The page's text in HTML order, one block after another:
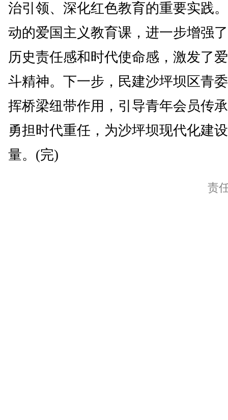
治引领、深化红色教育的重要实践
动的爱国主义教育课，进一步增强
历史责任感和时代使命感，激发了
斗精神。下一步，民建沙坪坝区青
挥桥梁纽带作用，引导青年会员传
勇担时代重任，为沙坪坝现代化建
量。(完)
责